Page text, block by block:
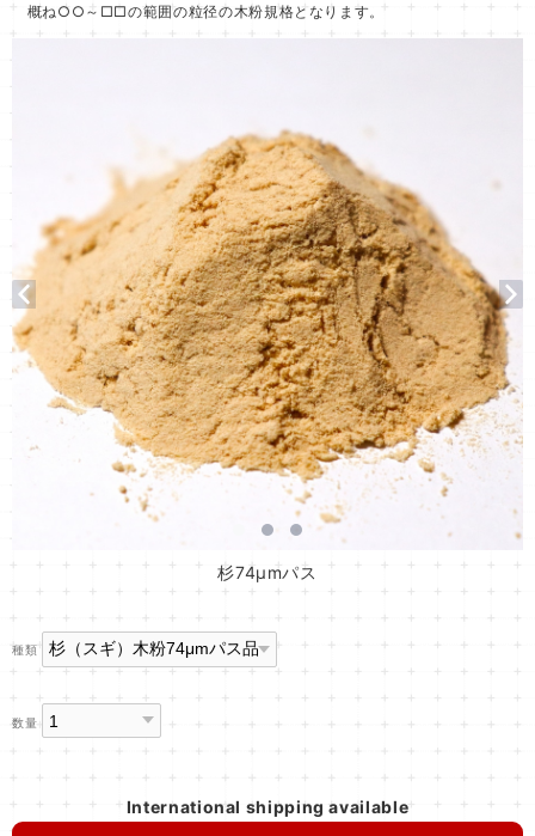
概ね○○～□□の範囲の粒径の木粉規格となります。
杉74μmパス
種類
数量
International shipping available